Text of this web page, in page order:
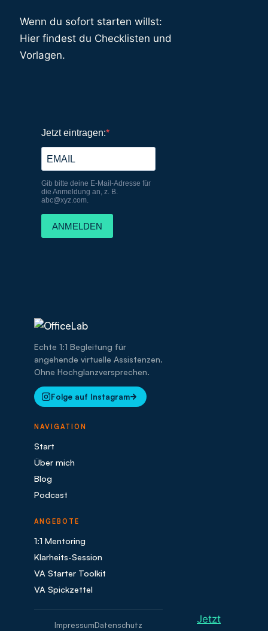
Wenn du sofort starten willst:
Hier findest du Checklisten und
Vorlagen.
Echte 1:1 Begleitung für
angehende virtuelle Assistenzen.
Ohne Hochglanzversprechen.
Folge auf Instagram
NAVIGATION
Start
Über mich
Blog
Podcast
ANGEBOTE
1:1 Mentoring
Klarheits-Session
VA Starter Toolkit
VA Spickzettel
ImpressumDatenschutz
Jetzt